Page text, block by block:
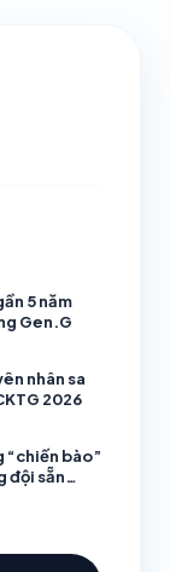
5 năm
Gen.G
nhân sa
2026
“chiến bào”
đội sẵn